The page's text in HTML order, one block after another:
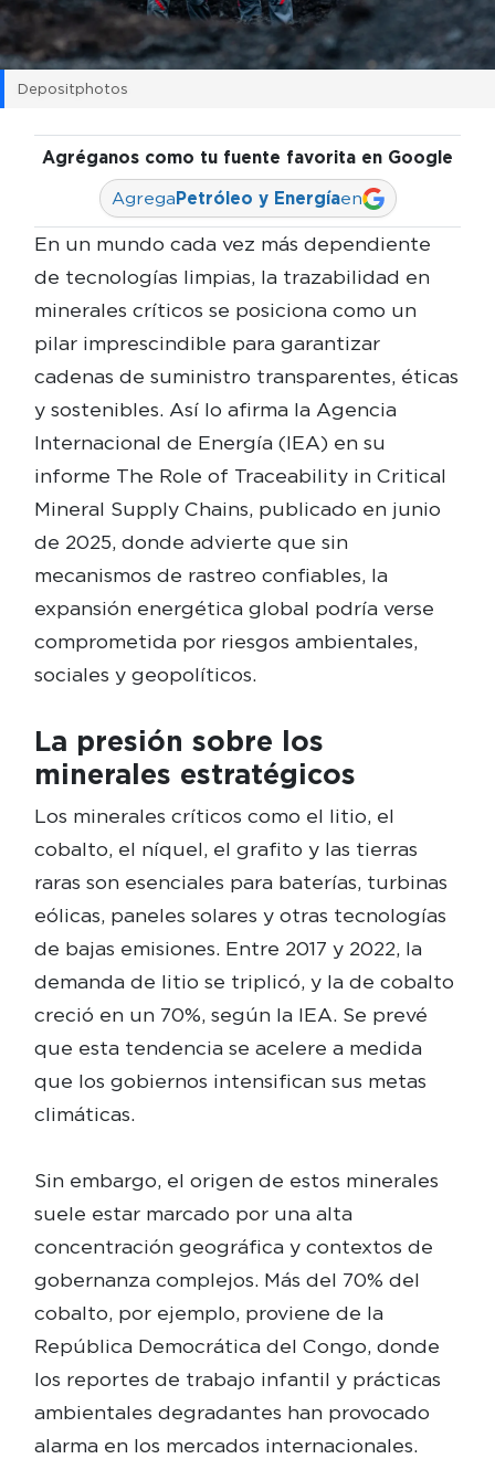
Depositphotos
Agréganos como tu fuente favorita en Google
AgregaPetróleo y Energíaen
En un mundo cada vez más dependiente
de tecnologías limpias, la trazabilidad en
minerales críticos se posiciona como un
pilar imprescindible para garantizar
cadenas de suministro transparentes, éticas
y sostenibles. Así lo afirma la Agencia
Internacional de Energía (IEA) en su
informe The Role of Traceability in Critical
Mineral Supply Chains, publicado en junio
de 2025, donde advierte que sin
mecanismos de rastreo confiables, la
expansión energética global podría verse
comprometida por riesgos ambientales,
sociales y geopolíticos.
La presión sobre los
minerales estratégicos
Los minerales críticos como el litio, el
cobalto, el níquel, el grafito y las tierras
raras son esenciales para baterías, turbinas
eólicas, paneles solares y otras tecnologías
de bajas emisiones. Entre 2017 y 2022, la
demanda de litio se triplicó, y la de cobalto
creció en un 70%, según la IEA. Se prevé
que esta tendencia se acelere a medida
que los gobiernos intensifican sus metas
climáticas.
Sin embargo, el origen de estos minerales
suele estar marcado por una alta
concentración geográfica y contextos de
gobernanza complejos. Más del 70% del
cobalto, por ejemplo, proviene de la
República Democrática del Congo, donde
los reportes de trabajo infantil y prácticas
ambientales degradantes han provocado
alarma en los mercados internacionales.